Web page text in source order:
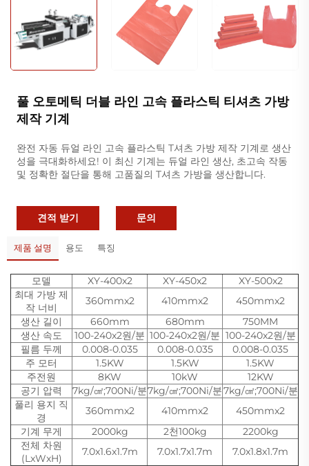
풀 오토메틱 더블 라인 고속 플라스틱 티셔츠 가방
제작 기계
완전 자동 듀얼 라인 고속 플라스틱 T셔츠 가방 제작 기계로 생산
성을 극대화하세요! 이 최신 기계는 듀얼 라인 생산, 초고속 작동
및 정확한 절단을 통해 고품질의 T셔츠 가방을 생산합니다.
견적 받기 문의
제품 설명 용도 특징
모델 XY-400x2 XY-450x2
XY-500x2
최대 가방 제
작 너비
360mmx2 410mmx2
450mmx2
생산 길이
660mm 680mm
750MM
생산 속도
100-240x2원/분 100-240x2원/분 100-240x2원/분
필름 두께
0.008-0.035 0.008-0.035
0.008-0.035
주 모터
1.5KW 1.5KW
1.5KW
주전원
8KW 10kW
12KW
공기 압력
7kg/㎠;700Ni/분7kg/㎠;700Ni/분7kg/㎠;700Ni/분
풀리 용지 직
경
360mmx2 410mmx2
450mmx2
기계 무게
2000kg 2천100kg
2200kg
전체 차원
(LxWxH)
7.0x1.6x1.7m 7.0x1.7x1.7m 7.0x1.8x1.7m